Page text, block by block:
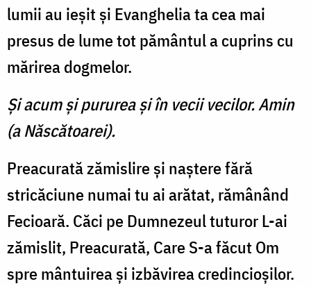
lumii au ieşit şi Evanghelia ta cea mai
presus de lume tot pământul a cuprins cu
mărirea dogmelor.
Şi acum şi pururea şi în vecii vecilor. Amin
(a Născătoarei).
Preacurată zămislire şi naştere fără
stricăciune numai tu ai arătat, rămânând
Fecioară. Căci pe Dumnezeul tuturor L-ai
zămislit, Preacurată, Care S-a făcut Om
spre mântuirea şi izbăvirea credincioşilor.